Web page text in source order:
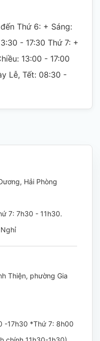
Thứ 6: + Sáng:
- 17:30 Thứ 7: +
13:00 - 17:00
Lễ, Tết: 08:30 -
Hải Phòng
7: 7h30 - 11h30.
Thiện, phường Gia
-17h30 *Thứ 7: 8h00